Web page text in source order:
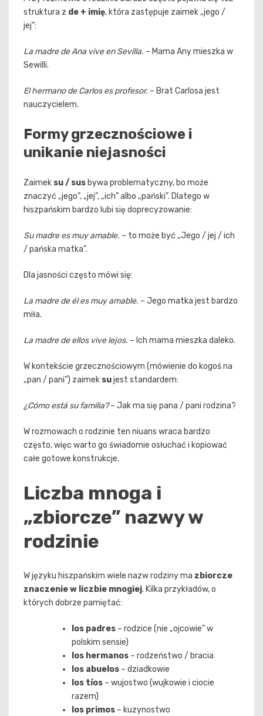
struktura z de + imię, która zastępuje zaimek „jego /
jej”:
La madre de Ana vive en Sevilla. – Mama Any mieszka w
Sewilli.
El hermano de Carlos es profesor. – Brat Carlosa jest
nauczycielem.
Formy grzecznościowe i
unikanie niejasności
Zaimek su / sus bywa problematyczny, bo może
znaczyć „jego”, „jej”, „ich” albo „pański”. Dlatego w
hiszpańskim bardzo lubi się doprecyzowanie:
Su madre es muy amable. – to może być „Jego / jej / ich
/ pańska matka”.
Dla jasności często mówi się:
La madre de él es muy amable. – Jego matka jest bardzo
miła.
La madre de ellos vive lejos. – Ich mama mieszka daleko.
W kontekście grzecznościowym (mówienie do kogoś na
„pan / pani”) zaimek sujest standardem:
¿Cómo está su familia?– Jak ma się pana / pani rodzina?
W rozmowach o rodzinie ten niuans wraca bardzo
często, więc warto go świadomie osłuchać i kopiować
całe gotowe konstrukcje.
Liczba mnoga i
„zbiorcze” nazwy w
rodzinie
W języku hiszpańskim wiele nazw rodziny ma zbiorcze
znaczenie w liczbie mnogiej. Kilka przykładów, o
których dobrze pamiętać:
los padres – rodzice (nie „ojcowie” w
polskim sensie)
los hermanos – rodzeństwo / bracia
los abuelos – dziadkowie
los tíos – wujostwo (wujkowie i ciocie
razem)
los primos – kuzynostwo